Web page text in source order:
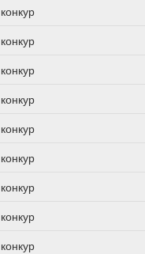
конкур
конкур
конкур
конкур
конкур
конкур
конкур
конкур
конкур